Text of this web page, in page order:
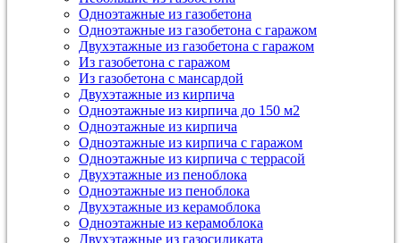
Одноэтажные из газобетона
Одноэтажные из газобетона с гаражом
Двухэтажные из газобетона с гаражом
Из газобетона с гаражом
Из газобетона с мансардой
Двухэтажные из кирпича
Одноэтажные из кирпича до 150 м2
Одноэтажные из кирпича
Одноэтажные из кирпича с гаражом
Одноэтажные из кирпича с террасой
Двухэтажные из пеноблока
Одноэтажные из пеноблока
Двухэтажные из керамоблока
Одноэтажные из керамоблока
Двухэтажные из газосиликата